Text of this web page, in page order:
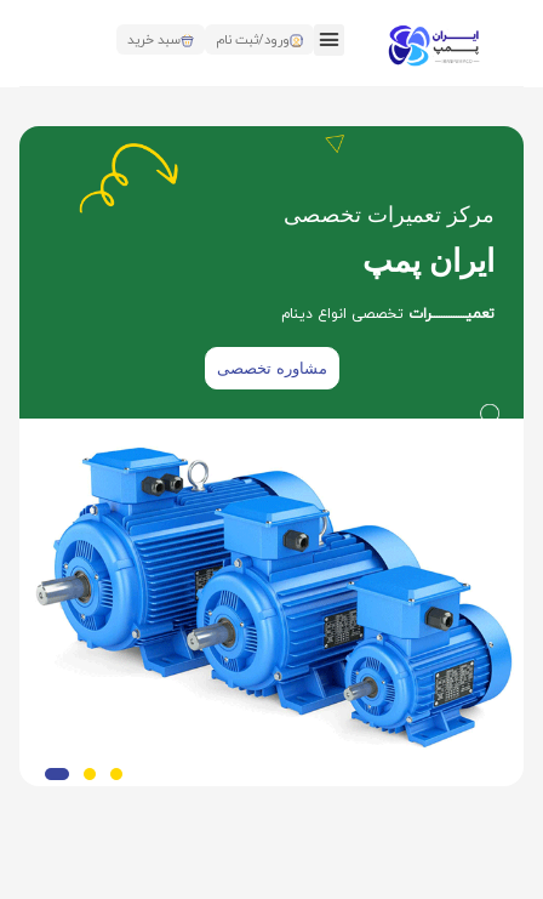
ورود/ثبت نام سبد خرید
مرکز تعمیرات تخصصی
ایران پمپ
تعمیــــــــــــــرات تخصصی انواع دینام
مشاوره تخصصی